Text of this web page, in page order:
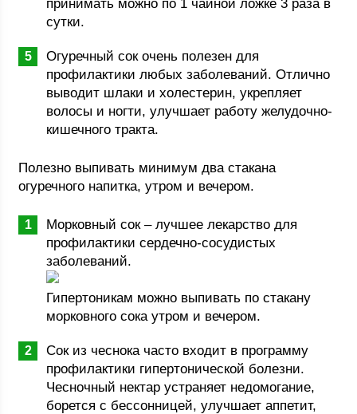
принимать можно по 1 чайной ложке 3 раза в
сутки.
Огуречный сок очень полезен для
профилактики любых заболеваний. Отлично
выводит шлаки и холестерин, укрепляет
волосы и ногти, улучшает работу желудочно-
кишечного тракта.
Полезно выпивать минимум два стакана
огуречного напитка, утром и вечером.
Морковный сок – лучшее лекарство для
профилактики сердечно-сосудистых
заболеваний.
Гипертоникам можно выпивать по стакану
морковного сока утром и вечером.
Сок из чеснока часто входит в программу
профилактики гипертонической болезни.
Чесночный нектар устраняет недомогание,
борется с бессонницей, улучшает аппетит,